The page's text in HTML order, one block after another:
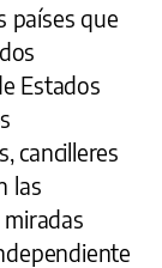
países que
Estados
cancilleres
las